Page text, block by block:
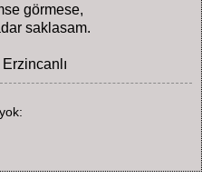
görmese,
saklasam.